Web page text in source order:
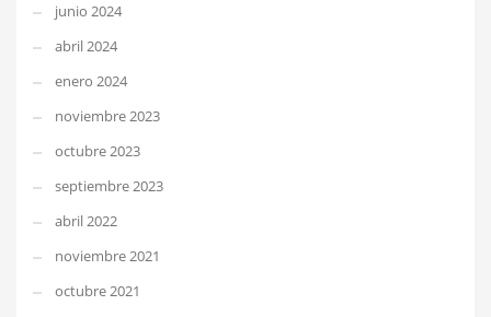
junio 2024
abril 2024
enero 2024
noviembre 2023
octubre 2023
septiembre 2023
abril 2022
noviembre 2021
octubre 2021